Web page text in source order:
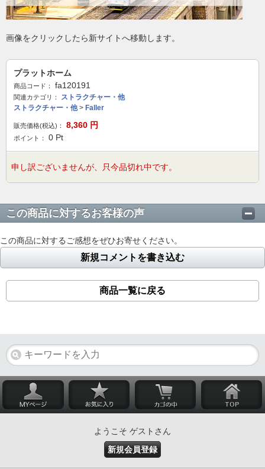
画像をクリックしたら新サイトへ移動します。
プラットホーム
商品コード： fa120191
関連カテゴリ：
ストラクチャー・他
ストラクチャー・他> Faller
販売価格(税込)： 8,360 円
ポイント： 0 Pt
申し訳ございませんが、只今品切れ中です。
この商品に対するお客様の声
この商品に対するご感想をぜひお寄せください。
新規コメントを書き込む
商品一覧に戻る
ようこそ ゲストさん
新規会員登録